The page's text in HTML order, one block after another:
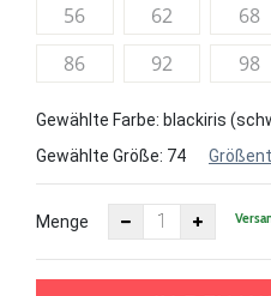
56 62 68
86
92 98
Gewählte Farbe: blackiris
Gewählte Größe: 74
Menge